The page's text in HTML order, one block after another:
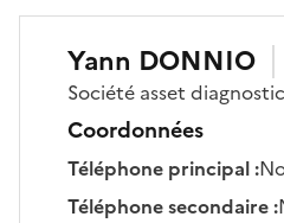
Yann DONNIO
Société asset
Coordonnées
Téléphone principal:
Téléphone secondaire: